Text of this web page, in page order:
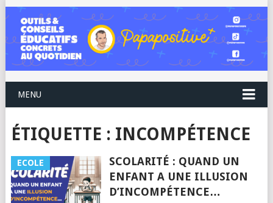
MENU
ÉTIQUETTE : INCOMPÉTENCE
ECOLE
SCOLARITÉ : QUAND UN
ENFANT A UNE ILLUSION
D’INCOMPÉTENCE…